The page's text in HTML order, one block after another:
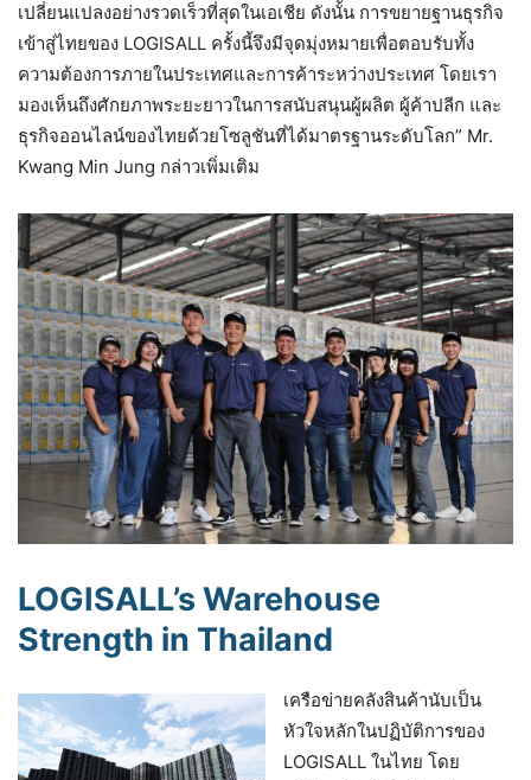
เปลี่ยนแปลงอย่างรวดเร็วที่สุดในเอเชีย ดังนั้น การขยายฐานธุรกิจ
เข้าสู่ไทยของ LOGISALL ครั้งนี้จึงมีจุดมุ่งหมายเพื่อตอบรับทั้ง
ความต้องการภายในประเทศและการค้าระหว่างประเทศ โดยเรา
มองเห็นถึงศักยภาพระยะยาวในการสนับสนุนผู้ผลิต ผู้ค้าปลีก และ
ธุรกิจออนไลน์ของไทยด้วยโซลูชันที่ได้มาตรฐานระดับโลก” Mr.
Kwang Min Jung กล่าวเพิ่มเติม
LOGISALL’s Warehouse
Strength in Thailand
เครือข่ายคลังสินค้านับเป็น
หัวใจหลักในปฏิบัติการของ
LOGISALL ในไทย โดย